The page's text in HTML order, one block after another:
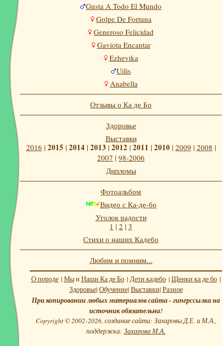
Gusta A Todo El Mundo
Golpe De Fortuna
Generoso Felicidad
Gaviota Encantar
Ezhevika
Uilis
Anabella
Отзывы о Ка де Бо
Здоровье
Выставки
2016 | 2015 | 2014| 2013 | 2012 | 2011 | 2010 | 2009 | 2008 |
2007 | 98-2006
Дипломы
Фотоальбом
Видео с Ка-де-бо
Уголок радости
1 | 2 | 3
Стихи о наших Кадебо
Любим и помним...
О породе| Мыи Наши Ка де Бо| Дети кадебо| Щенки ка де бо|
Здоровье| Обучение| Выставки| Разное
При копировании любых материалов сайта - гиперссылка на
источник обязательна!
Copyright © 2002-2026, создание сайта: Захаровы Д.Е. и М.А.,
поддержка: Захарова М.А.